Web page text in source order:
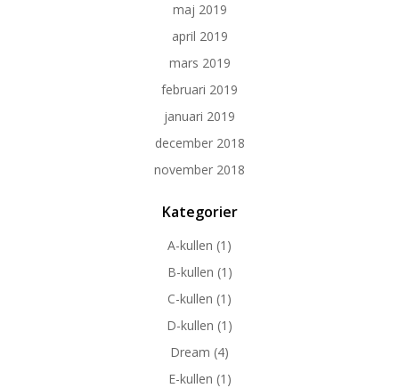
maj 2019
april 2019
mars 2019
februari 2019
januari 2019
december 2018
november 2018
Kategorier
A-kullen (1)
B-kullen (1)
C-kullen (1)
D-kullen (1)
Dream (4)
E-kullen (1)